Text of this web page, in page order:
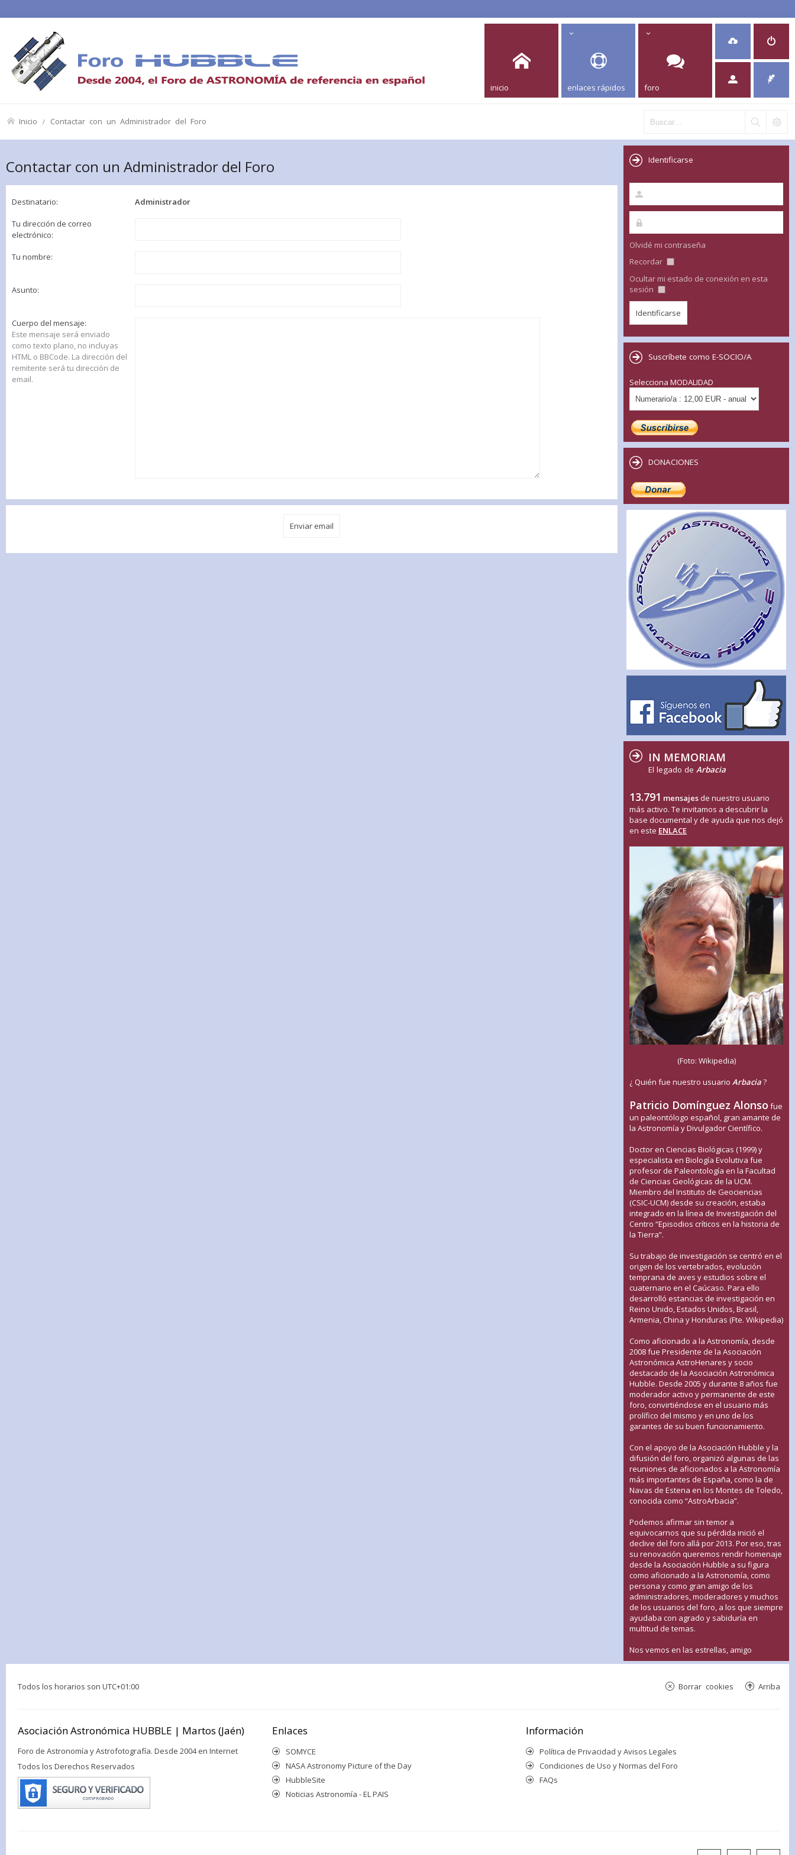
inicio enlaces rápidos foro
Inicio Contactar con un Administrador del Foro
Contactar con un Administrador del Foro
Destinatario: Administrador
Tu dirección de correo
electrónico:
Tu nombre:
Asunto:
Cuerpo del mensaje:
Este mensaje será enviado
como texto plano, no incluyas
HTML o BBCode. La dirección del
remitente será tu dirección de
email.
Identificarse
Olvidé mi contraseña
Recordar
Ocultar mi estado de conexión en esta
sesión
Suscríbete como E-SOCIO/A
Selecciona MODALIDAD
DONACIONES
IN MEMORIAM
El legado de Arbacia
13.791 mensajes de nuestro usuario
más activo. Te invitamos a descubrir la
base documental y de ayuda que nos dejó
en este ENLACE
(Foto: Wikipedia)
¿ Quién fue nuestro usuario Arbacia?
Patricio Domínguez Alonso fue
un paleontólogo español, gran amante de
la Astronomía y Divulgador Científico.
Doctor en Ciencias Biológicas (1999) y
especialista en Biología Evolutiva fue
profesor de Paleontología en la Facultad
de Ciencias Geológicas de la UCM.
Miembro del Instituto de Geociencias
(CSIC-UCM) desde su creación, estaba
integrado en la línea de Investigación del
Centro “Episodios críticos en la historia de
la Tierra”.
Su trabajo de investigación se centró en el
origen de los vertebrados, evolución
temprana de aves y estudios sobre el
cuaternario en el Caúcaso. Para ello
desarrolló estancias de investigación en
Reino Unido, Estados Unidos, Brasil,
Armenia, China y Honduras (Fte. Wikipedia)
Como aficionado a la Astronomía, desde
2008 fue Presidente de la Asociación
Astronómica AstroHenares y socio
destacado de la Asociación Astronómica
Hubble. Desde 2005 y durante 8 años fue
moderador activo y permanente de este
foro, convirtiéndose en el usuario más
prolífico del mismo y en uno de los
garantes de su buen funcionamiento.
Con el apoyo de la Asociación Hubble y la
difusión del foro, organizó algunas de las
reuniones de aficionados a la Astronomía
más importantes de España, como la de
Navas de Estena en los Montes de Toledo,
conocida como “AstroArbacia”.
Podemos afirmar sin temor a
equivocarnos que su pérdida inició el
declive del foro allá por 2013. Por eso, tras
su renovación queremos rendir homenaje
desde la Asociación Hubble a su figura
como aficionado a la Astronomía, como
persona y como gran amigo de los
administradores, moderadores y muchos
de los usuarios del foro, a los que siempre
ayudaba con agrado y sabiduría en
multitud de temas.
Nos vemos en las estrellas, amigo
Todos los horarios son UTC+01:00 Arriba
Borrar cookies
Asociación Astronómica HUBBLE | Martos (Jaén)
Foro de Astronomía y Astrofotografía. Desde 2004 en Internet
Todos los Derechos Reservados
Enlaces
SOMYCE
NASA Astronomy Picture of the Day
HubbleSite
Noticias Astronomía - EL PAIS
Información
Política de Privacidad y Avisos Legales
Condiciones de Uso y Normas del Foro
FAQs